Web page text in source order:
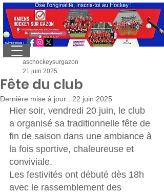
Fête du club
aschockeysurgazon
21 juin 2025
Dernière mise à jour : 22 juin 2025
Hier soir, vendredi 20 juin, le club
a organisé sa traditionnelle fête de
fin de saison dans une ambiance à
la fois sportive, chaleureuse et
conviviale.
Les festivités ont débuté dès 18h
avec le rassemblement des